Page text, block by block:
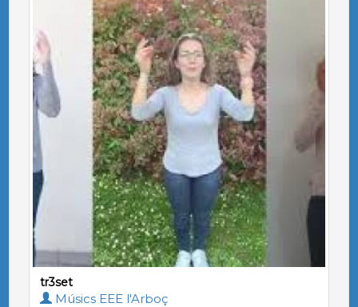
tr3set
Músics EEE l'Arboç